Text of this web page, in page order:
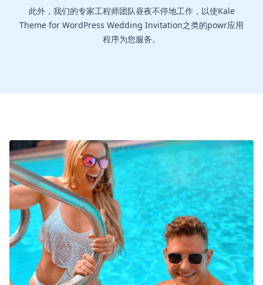
此外，我们的专家工程师团队昼夜不停地工作，以使Kale
Theme for WordPress Wedding Invitation之类的powr应用
程序为您服务。